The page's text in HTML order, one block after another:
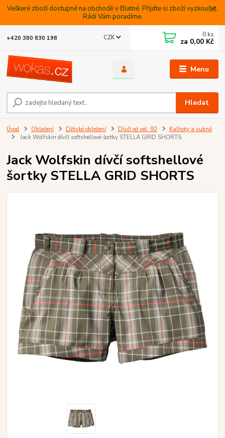
Veškeré zboží dostupné na obchodě v Blatné. Přijdte si zboží vyzkoušet.
Rádi Vám poradíme.
Menu
CZK
Hledat
+420 380 830 198 0 ks
za 0,00 Kč
Úvod Oblečení Dětské oblečení Dívčí od vel. 92
Kalhoty a sukně
Jack Wolfskin dívčí softshellové šortky STELLA GRID SHORTS
Jack Wolfskin dívčí softshellové
šortky STELLA GRID SHORTS